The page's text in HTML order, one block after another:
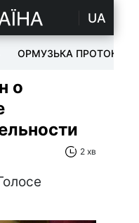
UA
ОРМУЗЬКА ПРОТОКА
о
2 хв